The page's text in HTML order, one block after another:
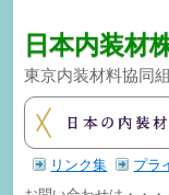
日本内装材
東京内装材料協同
リンク集 プラ